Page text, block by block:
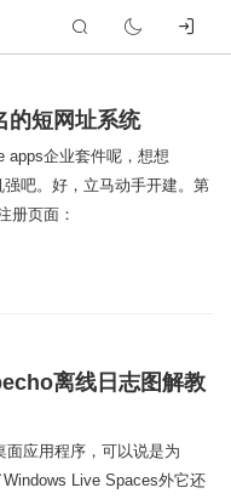
短网址系统
apps企业套件呢，想想
吧。好，立马动手开建。第
册页面：
离线日志图解教
应用程序，可以说是为
Live Spaces外它还